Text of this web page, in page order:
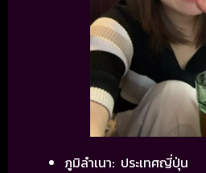
ภูมิลำเนา: ประเทศญี่ปุ่น